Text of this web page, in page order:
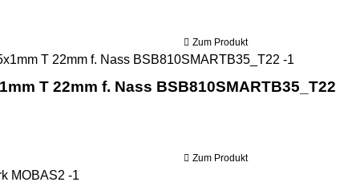
Zum Produkt
T 22mm f. Nass BSB810SMARTB35_T22
Zum Produkt